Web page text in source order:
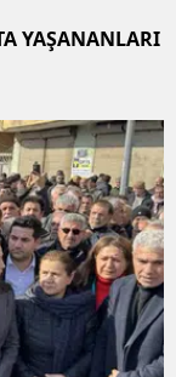
YAŞANANLARI